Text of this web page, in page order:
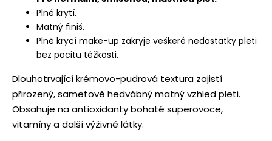
Plné krytí.
Matný finiš.
Plně krycí make-up zakryje veškeré nedostatky pleti
bez pocitu těžkosti.
Dlouhotrvající krémovo-pudrová textura zajistí
přirozený, sametově hedvábný matný vzhled pleti.
Obsahuje na antioxidanty bohaté superovoce,
vitamíny a další výživné látky.